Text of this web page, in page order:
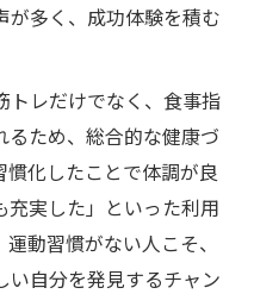
が多く、成功体験を積む
トレだけでなく、食事指
ため、総合的な健康づ
慣化したことで体調が良
充実した」といった利用
動習慣がない人こそ、
い自分を発見するチャン